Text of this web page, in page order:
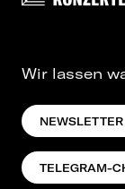
Wir lassen
NEWSLETTER
TELEGRAM-